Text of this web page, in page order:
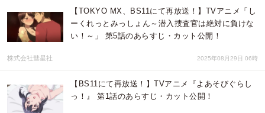
【TOKYO MX、BS11にて再放送！】TVアニメ「し
ーくれっとみっしょん～潜入捜査官は絶対に負けな
い！～」 第5話のあらすじ・カット公開！
株式会社彗星社 2025年08月29日 06時
【BS11にて再放送！】TVアニメ『よあそびぐらし
っ！』 第1話のあらすじ・カット公開！